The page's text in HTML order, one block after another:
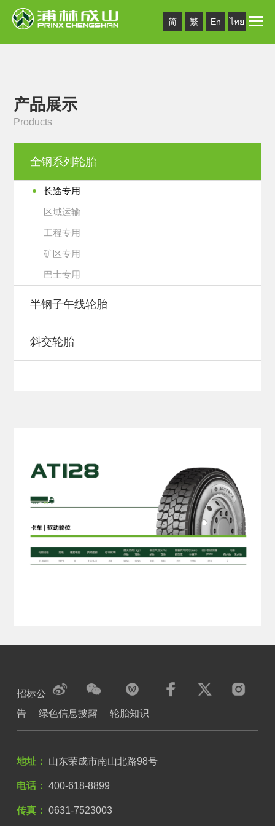
简 繁 En ไทย Toggle
产品展示
Products
全钢系列轮胎
长途专用
区域运输
工程专用
矿区专用
巴士专用
半钢子午线轮胎
斜交轮胎
招标公
告
绿色信息披露 轮胎知识
地址： 山东荣成市南山北路98号
电话： 400-618-8899
传真： 0631-7523003